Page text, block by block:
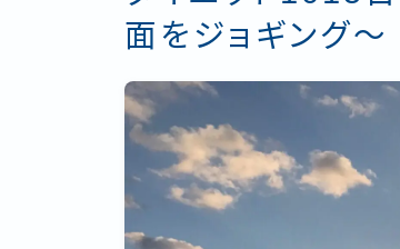
面をジョギング〜